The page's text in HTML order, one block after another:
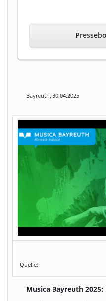
Bayreuth, 30.04.2025
Quelle:
Musica Bayreuth